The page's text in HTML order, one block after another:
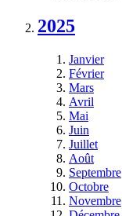
2025
Janvier
Février
Mars
Avril
Mai
Juin
Juillet
Août
Septembre
Octobre
Novembre